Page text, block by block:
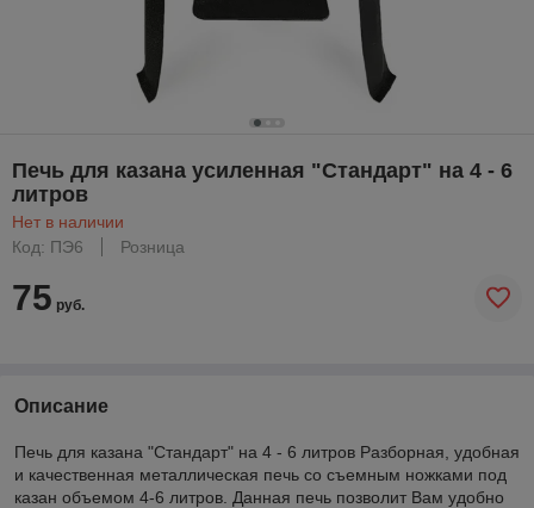
Печь для казана усиленная "Стандарт" на 4 - 6
литров
Нет в наличии
Код: ПЭ6
Розница
75 руб.
Описание
Печь для казана "Стандарт" на 4 - 6 литров Разборная, удобная
и качественная металлическая печь со съемным ножками под
казан объемом 4-6 литров. Данная печь позволит Вам удобно